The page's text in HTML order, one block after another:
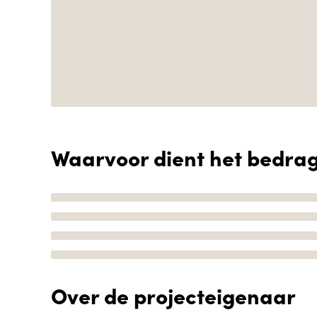
Waarvoor dient het
Over de projecteigenaar